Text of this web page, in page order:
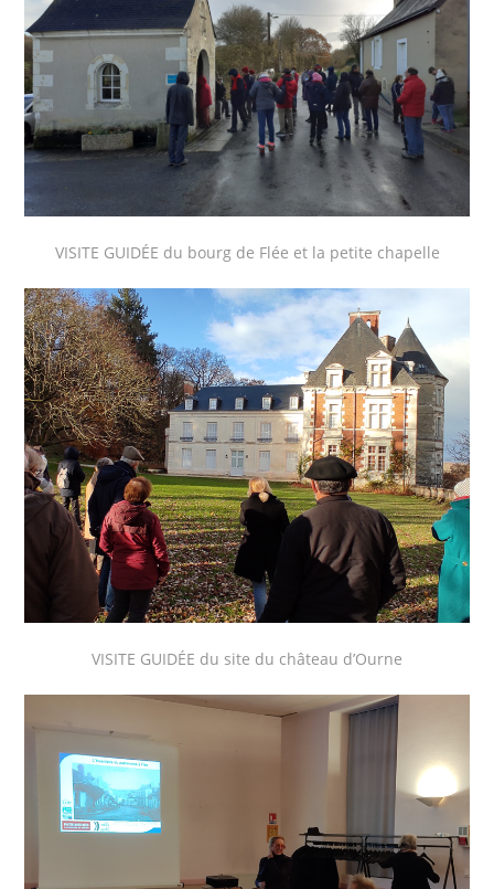
VISITE GUIDÉE du bourg de Flée et la petite chapelle
VISITE GUIDÉE du site du château d’Ourne